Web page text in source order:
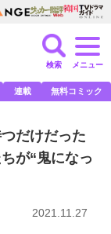
検索 メニュー
連載 無料コミック
だけだった
が“鬼になっ
2021.11.27